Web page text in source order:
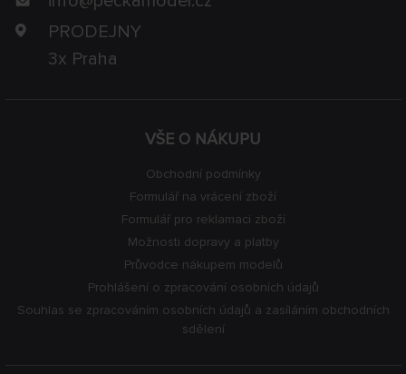
VŠE O NÁKUPU
Obchodní podmínky
Formulář na vrácení zboží
Formulář pro reklamaci zboží
Možnosti dopravy a platby
Průvodce nákupem modelů
Prohlášení o zpracování osobních údajů
Souhlas se zpracováním osobních údajů a zasíláním obchodních
sdělení
PRODEJNY
3x Praha